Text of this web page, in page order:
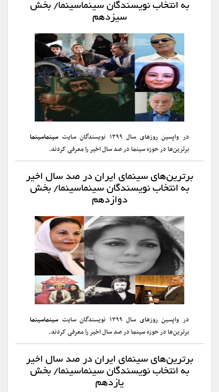
به انتخاب نویسندگان سینماسینما/ بخش
سیزدهم
در واپسین روزهای سال ۱۳۹۹ نویسندگان سایت
سینماسینما
برترین‌ها در حوزه سینما در صد سال اخیر را معرفی کردند.
برترین‌های سینمای ایران در صد سال اخیر
به انتخاب نویسندگان سینماسینما/ بخش
دوازدهم
در واپسین روزهای سال ۱۳۹۹ نویسندگان سایت
سینماسینما
برترین‌ها در حوزه سینما در صد سال اخیر را معرفی کردند.
برترین‌های سینمای ایران در صد سال اخیر
به انتخاب نویسندگان سینماسینما/ بخش
یازدهم